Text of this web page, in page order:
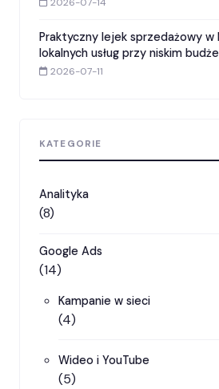
Praktyczny lejek sprzedażowy w
lokalnych usług przy niskim
2026-07-11
KATEGORIE
Analityka
(8)
Google Ads
(14)
Kampanie w sieci
(4)
Wideo i YouTube
(5)